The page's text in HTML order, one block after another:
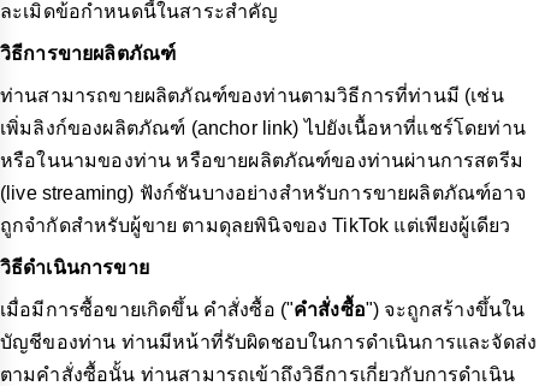
ละเมิดข้อกำหนดนี้ในสาระสำคัญ
วิธีการขายผลิตภัณฑ์
ท่านสามารถขายผลิตภัณฑ์ของท่านตามวิธีการที่ท่านมี (เช่น
เพิ่มลิงก์ของผลิตภัณฑ์ (anchor link) ไปยังเนื้อหาที่แชร์โดยท่าน
หรือในนามของท่าน หรือขายผลิตภัณฑ์ของท่านผ่านการสตรีม
(live streaming) ฟังก์ชันบางอย่างสำหรับการขายผลิตภัณฑ์อาจ
ถูกจำกัดสำหรับผู้ขาย ตามดุลยพินิจของ TikTok แต่เพียงผู้เดียว
วิธีดำเนินการขาย
เมื่อมีการซื้อขายเกิดขึ้น คำสั่งซื้อ ("คำสั่งซื้อ") จะถูกสร้างขึ้นใน
บัญชีของท่าน ท่านมีหน้าที่รับผิดชอบในการดำเนินการและจัดส่ง
ตามคำสั่งซื้อนั้น ท่านสามารถเข้าถึงวิธีการเกี่ยวกับการดำเนิน